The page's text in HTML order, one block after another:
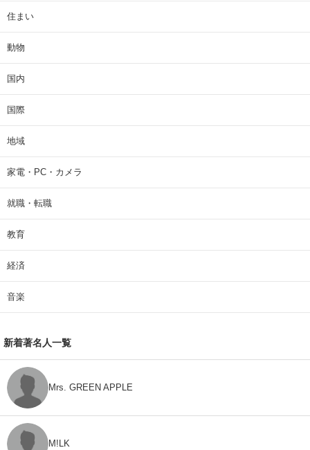
住まい
動物
国内
国際
地域
家電・PC・カメラ
就職・転職
教育
経済
音楽
新着著名人一覧
Mrs. GREEN APPLE
M!LK